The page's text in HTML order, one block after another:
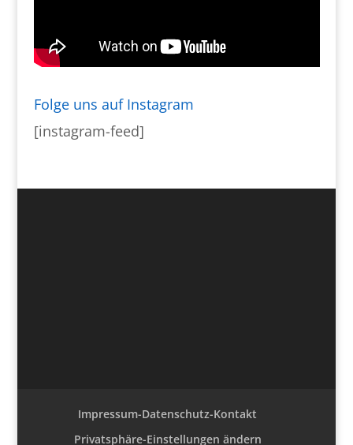
Folge uns auf Instagram
[instagram-feed]
Impressum-Datenschutz-Kontakt
Privatsphäre-Einstellungen ändern